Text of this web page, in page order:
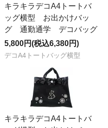
キラキラデコA4トートバ
ッグ横型 お出かけバッ
グ 通勤通学 デコバッグ
5,800円(税込6,380円)
デコA4トートバッグ横型
キラキラデコA4トートバ